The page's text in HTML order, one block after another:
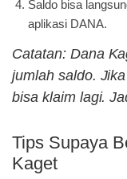
Saldo bisa
aplikasi DANA.
Catatan: Dana
jumlah saldo.
bisa klaim lagi.
Tips Supaya
Kaget